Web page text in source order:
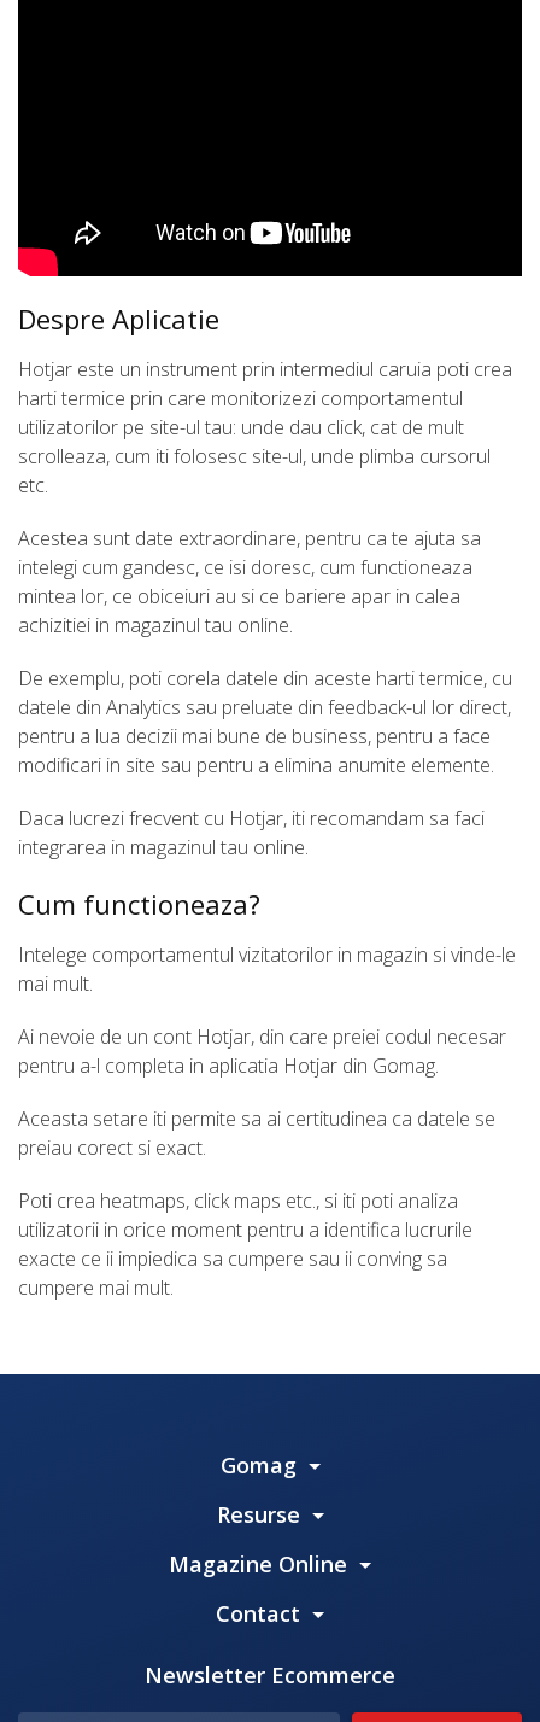
Despre Aplicatie
Hotjar este un instrument prin intermediul caruia poti crea
harti termice prin care monitorizezi comportamentul
utilizatorilor pe site-ul tau: unde dau click, cat de mult
scrolleaza, cum iti folosesc site-ul, unde plimba cursorul
etc.
Acestea sunt date extraordinare, pentru ca te ajuta sa
intelegi cum gandesc, ce isi doresc, cum functioneaza
mintea lor, ce obiceiuri au si ce bariere apar in calea
achizitiei in magazinul tau online.
De exemplu, poti corela datele din aceste harti termice, cu
datele din Analytics sau preluate din feedback-ul lor direct,
pentru a lua decizii mai bune de business, pentru a face
modificari in site sau pentru a elimina anumite elemente.
Daca lucrezi frecvent cu Hotjar, iti recomandam sa faci
integrarea in magazinul tau online.
Cum functioneaza?
Intelege comportamentul vizitatorilor in magazin si vinde-le
mai mult.
Ai nevoie de un cont Hotjar, din care preiei codul necesar
pentru a-l completa in aplicatia Hotjar din Gomag.
Aceasta setare iti permite sa ai certitudinea ca datele se
preiau corect si exact.
Poti crea heatmaps, click maps etc., si iti poti analiza
utilizatorii in orice moment pentru a identifica lucrurile
exacte ce ii impiedica sa cumpere sau ii conving sa
cumpere mai mult.
Gomag
Resurse
Magazine Online
Contact
Newsletter Ecommerce